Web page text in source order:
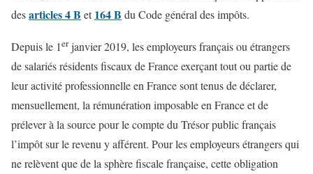
desarticles 4 B et164 B du Code général des impôts.
Depuis le 1erjanvier 2019, les employeurs français ou étrangers
de salariés résidents fiscaux de France exerçant tout ou partie de
leur activité professionnelle en France sont tenus de déclarer,
mensuellement, la rémunération imposable en France et de
prélever à la source pour le compte du Trésor public français
l’impôt sur le revenu y afférent. Pour les employeurs étrangers qui
ne relèvent que de la sphère fiscale française, cette obligation